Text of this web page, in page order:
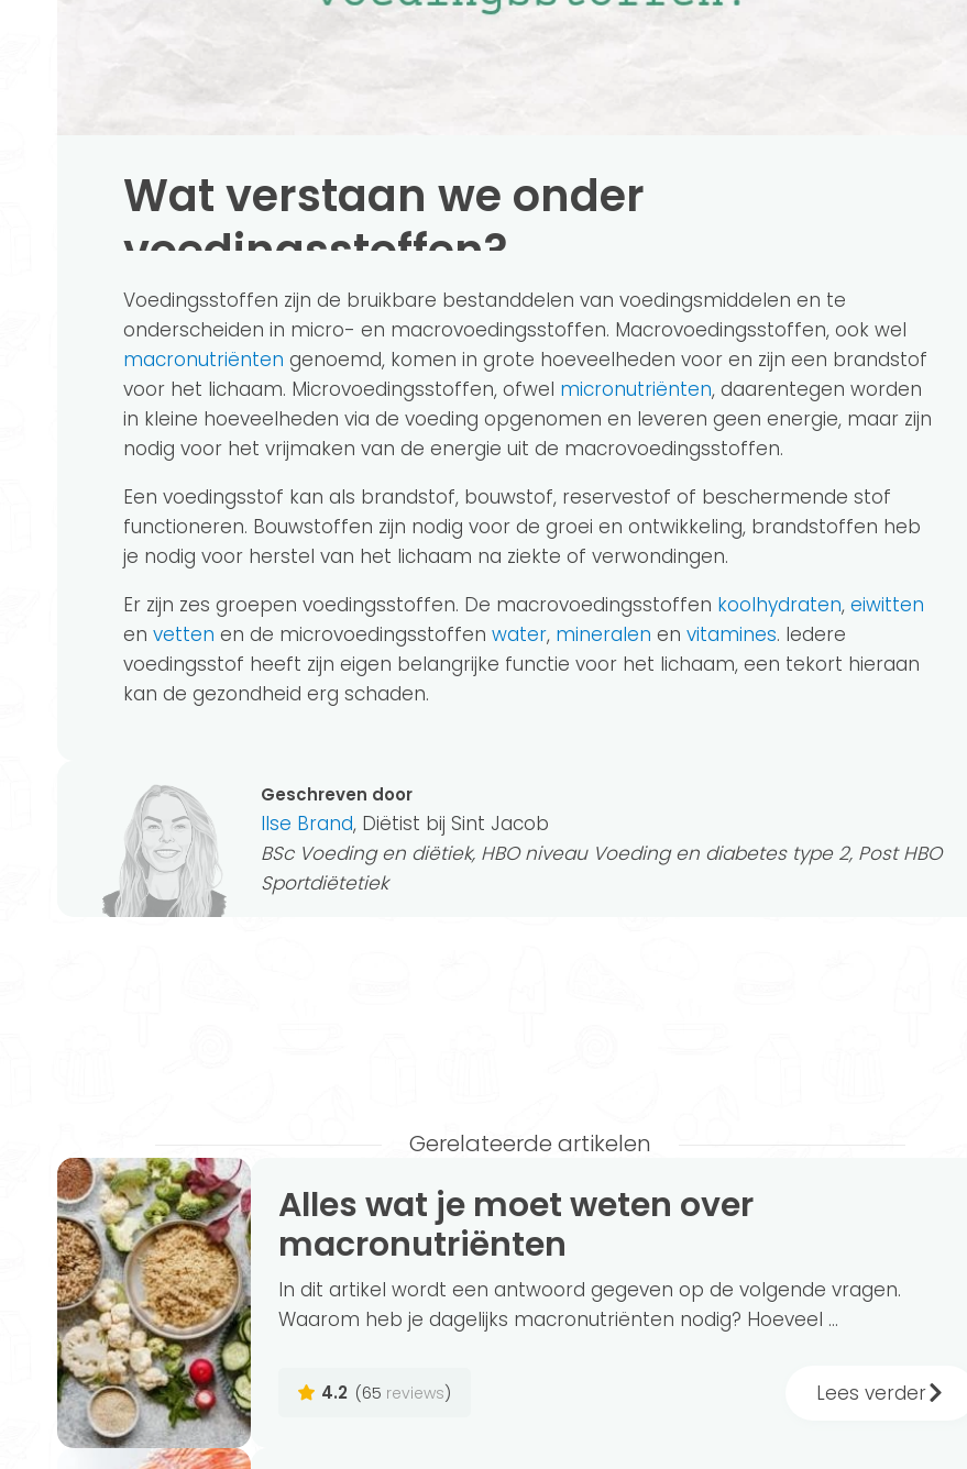
Wat verstaan we onder
voedingsstoffen?
Voedingsstoffen zijn de bruikbare bestanddelen van voedingsmiddelen en te
onderscheiden in micro- en macrovoedingsstoffen. Macrovoedingsstoffen, ook wel
macronutriënten genoemd, komen in grote hoeveelheden voor en zijn een brandstof
voor het lichaam. Microvoedingsstoffen, ofwel micronutriënten, daarentegen worden
in kleine hoeveelheden via de voeding opgenomen en leveren geen energie, maar zijn
nodig voor het vrijmaken van de energie uit de macrovoedingsstoffen.
Een voedingsstof kan als brandstof, bouwstof, reservestof of beschermende stof
functioneren. Bouwstoffen zijn nodig voor de groei en ontwikkeling, brandstoffen heb
je nodig voor herstel van het lichaam na ziekte of verwondingen.
Er zijn zes groepen voedingsstoffen. De macrovoedingsstoffen koolhydraten, eiwitten
en vetten en de microvoedingsstoffen water, mineralen en vitamines. Iedere
voedingsstof heeft zijn eigen belangrijke functie voor het lichaam, een tekort hieraan
kan de gezondheid erg schaden.
Geschreven door
Ilse Brand, Diëtist bij Sint Jacob
BSc Voeding en diëtiek, HBO niveau Voeding en diabetes type 2, Post HBO
Sportdiëtetiek
Gerelateerde artikelen
Alles wat je moet weten over
macronutriënten
In dit artikel wordt een antwoord gegeven op de volgende vragen.
Waarom heb je dagelijks macronutriënten nodig? Hoeveel ...
4.2 (65 reviews) Lees verder